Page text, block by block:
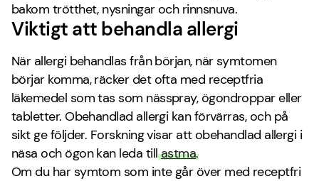
bakom trötthet, nysningar och rinnsnuva.
Viktigt att behandla allergi
När allergi behandlas från början, när symtomen
börjar komma, räcker det ofta med receptfria
läkemedel som tas som nässpray, ögondroppar eller
tabletter. Obehandlad allergi kan förvärras, och på
sikt ge följder. Forskning visar att obehandlad allergi i
näsa och ögon kan leda tillastma.
Om du har symtom som inte går över med receptfri